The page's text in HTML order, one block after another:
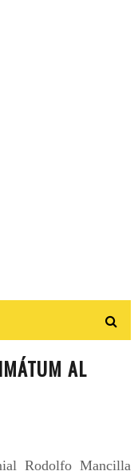
AL
Rodolfo Mancilla